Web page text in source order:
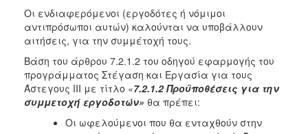
Οι ενδιαφερόμενοι (εργοδότες ή νόμιμοι
αντιπρόσωποι αυτών) καλούνται να υποβάλλουν
αιτήσεις, για την συμμέτοχή τους.
Βάση του άρθρου 7.2.1.2 του οδηγού εφαρμογής του
προγράμματος Στέγαση και Εργασία για τους
Άστεγους ΙΙΙ με τίτλο «7.2.1.2 Προϋποθέσεις για την
συμμετοχή εργοδοτών» θα πρέπει:
Οι ωφελούμενοι που θα ενταχθούν στην